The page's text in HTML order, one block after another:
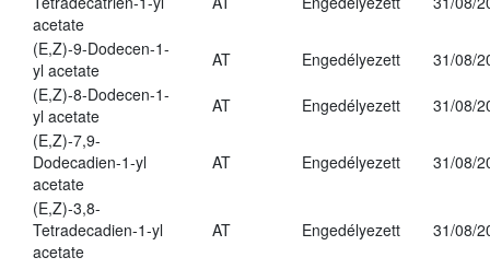
acetate
(E,Z)-9-Dodecen-1-
yl acetate
AT Engedélyezett
31/08/
(E,Z)-8-Dodecen-1-
yl acetate
AT Engedélyezett
31/08/
(E,Z)-7,9-
Dodecadien-1-yl
acetate
AT Engedélyezett 31/08/
(E,Z)-3,8-
Tetradecadien-1-yl
acetate
AT Engedélyezett 31/08/